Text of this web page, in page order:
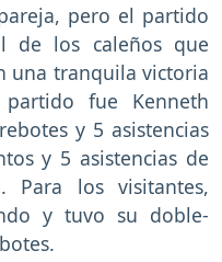
pero el partido
de los caleños que
una tranquila victoria
fue Kenneth
y 5 asistencias
y 5 asistencias de
Para los visitantes,
y tuvo su doble-